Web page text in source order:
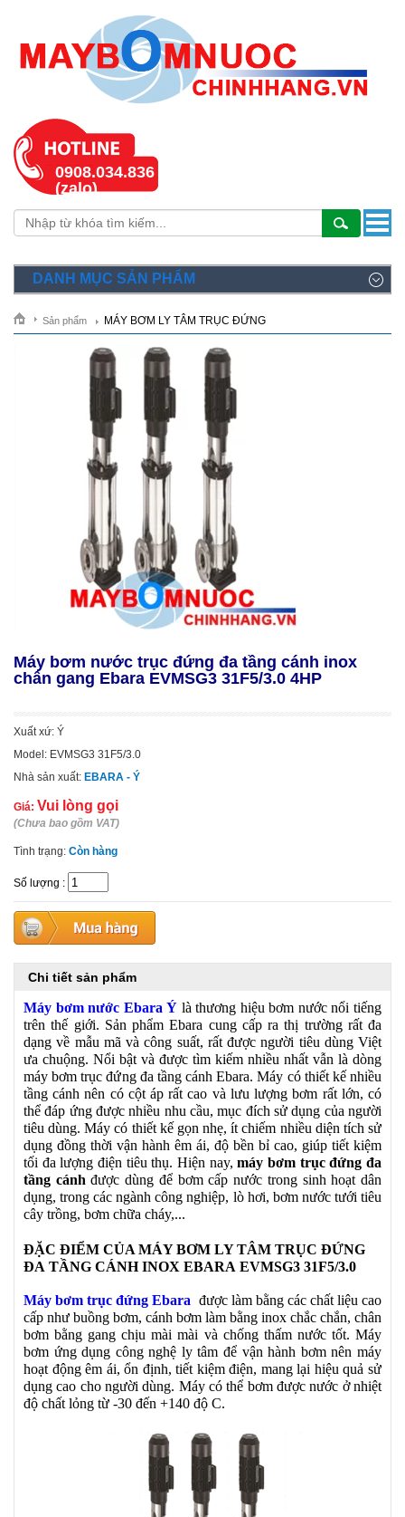
0908.034.836
(zalo)
DANH MỤC SẢN PHẨM
Sản phẩm MÁY BƠM LY TÂM TRỤC ĐỨNG
Máy bơm nước trục đứng đa tầng cánh inox
chân gang Ebara EVMSG3 31F5/3.0 4HP
Xuất xứ: Ý
Model: EVMSG3 31F5/3.0
Nhà sản xuất: EBARA - Ý
Giá: Vui lòng gọi
(Chưa bao gồm VAT)
Tình trạng: Còn hàng
Số lượng :
Chi tiết sản phẩm
Máy bơm nước Ebara Ý là thương hiệu bơm nước nổi tiếng
trên thế giới. Sản phẩm Ebara cung cấp ra thị trường rất đa
dạng về mẫu mã và công suất, rất được người tiêu dùng Việt
ưa chuộng. Nổi bật và được tìm kiếm nhiều nhất vẫn là dòng
máy bơm trục đứng đa tầng cánh Ebara. Máy có thiết kế nhiều
tầng cánh nên có cột áp rất cao và lưu lượng bơm rất lớn, có
thể đáp ứng được nhiều nhu cầu, mục đích sử dụng của người
tiêu dùng. Máy có thiết kế gọn nhẹ, ít chiếm nhiều diện tích sử
dụng đồng thời vận hành êm ái, độ bền bỉ cao, giúp tiết kiệm
tối đa lượng điện tiêu thụ. Hiện nay,máy bơm trục đứng đa
tầng cánh được dùng để bơm cấp nước trong sinh hoạt dân
dụng, trong các ngành công nghiệp, lò hơi, bơm nước tưới tiêu
cây trồng, bơm chữa cháy,...
ĐẶC ĐIỂM CỦA MÁY BƠM LY TÂM TRỤC ĐỨNG
ĐA TẦNG CÁNH INOX EBARA EVMSG3 31F5/3.0
Máy bơm trục đứng Ebara được làm bằng các chất liệu cao
cấp như buồng bơm, cánh bơm làm bằng inox chắc chắn, chân
bơm bằng gang chịu mài mài và chống thấm nước tốt. Máy
bơm ứng dụng công nghệ ly tâm để vận hành bơm nên máy
hoạt động êm ái, ổn định, tiết kiệm điện, mang lại hiệu quả sử
dụng cao cho người dùng. Máy có thể bơm được nước ở nhiệt
độ chất lỏng từ -30 đến +140 độ C.